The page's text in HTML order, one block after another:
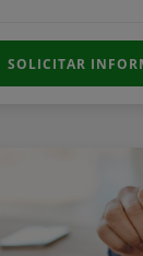
SOLICITAR